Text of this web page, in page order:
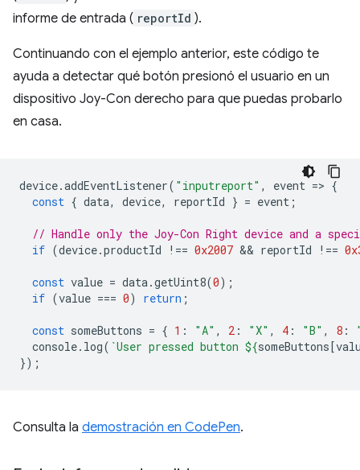
informe de entrada ( reportId ).
Continuando con el ejemplo anterior, este código te
ayuda a detectar qué botón presionó el usuario en un
dispositivo Joy-Con derecho para que puedas probarlo
en casa.
device.addEventListener( "inputreport" , event => {
const { data, device, reportId } = event ;
// Handle only the Joy-Con Right device and a
if (device.productId !== 0x2007 && reportId !==
const value = data.getUint8(0);
if (value === 0) return ;
const someButtons = { 1 : "A" , 2 : "X" , 4 : "B" , 8 :
console. log( `User pressed button ${someButtons[
});
Consulta la demostración en CodePen.